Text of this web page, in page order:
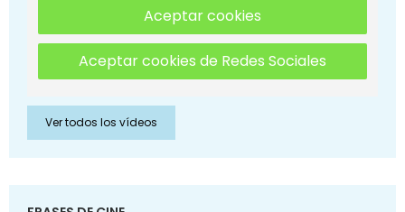
Aceptar cookies
Aceptar cookies de Redes Sociales
Ver todos los vídeos